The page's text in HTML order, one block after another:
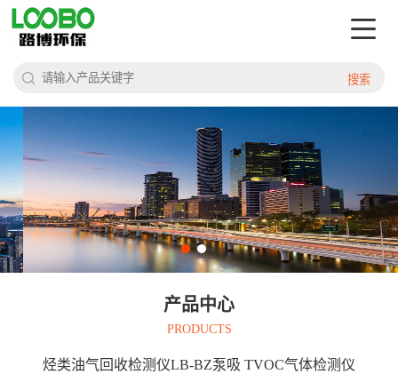
搜索
产品中心
PRODUCTS
烃类油气回收检测仪LB-BZ泵吸 TVOC气体检测仪